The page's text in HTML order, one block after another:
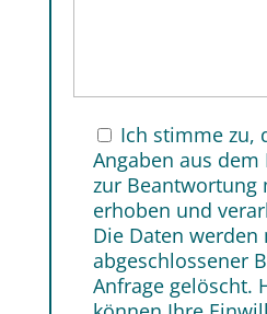
Ich stimme zu,
Angaben aus
zur Beantwortung
erhoben und
Die Daten werden
abgeschlossener
Anfrage gelöscht.